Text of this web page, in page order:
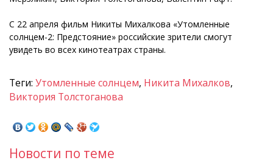
С 22 апреля фильм Никиты Михалкова «Утомленные
солнцем-2: Предстояние» российские зрители смогут
увидеть во всех кинотеатрах страны.
Теги: Утомленные солнцем, Никита Михалков,
Виктория Толстоганова
Новости по теме